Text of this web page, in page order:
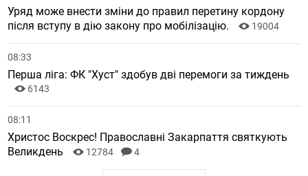
Уряд може внести зміни до правил перетину кордону
після вступу в дію закону про мобілізацію.
19004
08:33
Перша ліга: ФК "Хуст" здобув дві перемоги за тиждень
6143
08:11
Христос Воскрес! Православні Закарпаття святкують
Великдень
12784 4